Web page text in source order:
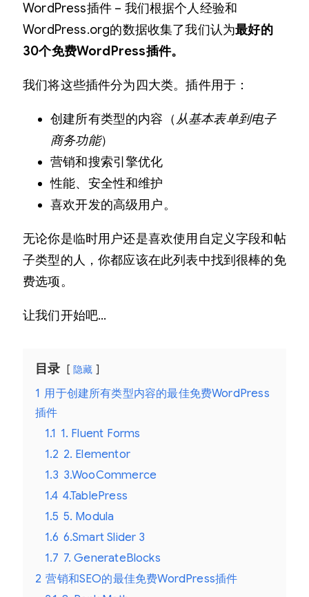
WordPress插件 – 我们根据个人经验和
WordPress.org的数据收集了我们认为最好的
30个免费WordPress插件。
我们将这些插件分为四大类。插件用于：
创建所有类型的内容（从基本表单到电子
商务功能）
营销和搜索引擎优化
性能、安全性和维护
喜欢开发的高级用户。
无论你是临时用户还是喜欢使用自定义字段和帖
子类型的人，你都应该在此列表中找到很棒的免
费选项。
让我们开始吧…
目录 隐藏
1 用于创建所有类型内容的最佳免费WordPress
插件
1.1 1. Fluent Forms
1.2 2. Elementor
1.3 3.WooCommerce
1.4 4.TablePress
1.5 5. Modula
1.6 6.Smart Slider 3
1.7 7. GenerateBlocks
2 营销和SEO的最佳免费WordPress插件